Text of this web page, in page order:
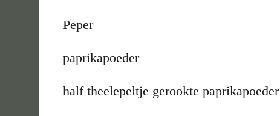
Peper
paprikapoeder
half theelepeltje gerookte paprikapoeder